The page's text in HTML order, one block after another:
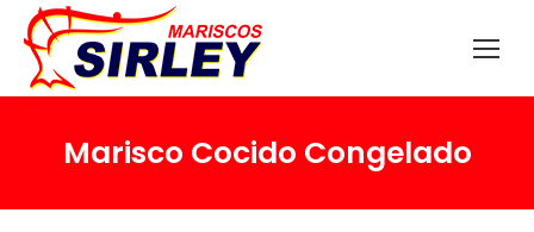
Marisco Cocido Congelado